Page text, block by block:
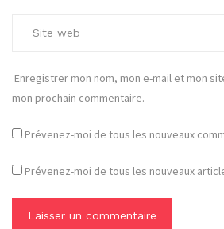
Enregistrer mon nom, mon e-mail et mon
mon prochain commentaire.
Prévenez-moi de tous les nouveaux
Prévenez-moi de tous les nouveaux